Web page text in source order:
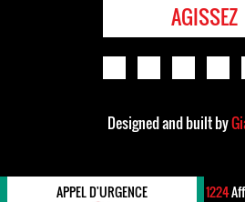
AGISSEZ
Designed and built by
APPEL D'URGENCE 1224